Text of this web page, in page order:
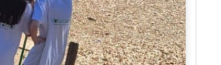
Seguinte